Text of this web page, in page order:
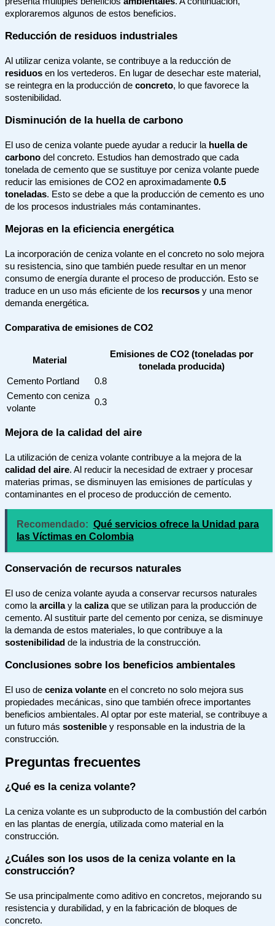
exploraremos algunos de estos beneficios.
Reducción de residuos industriales
Al utilizar ceniza volante, se contribuye a la reducción de
residuos en los vertederos. En lugar de desechar este material,
se reintegra en la producción de concreto, lo que favorece la
sostenibilidad.
Disminución de la huella de carbono
El uso de ceniza volante puede ayudar a reducir la huella de
carbono del concreto. Estudios han demostrado que cada
tonelada de cemento que se sustituye por ceniza volante puede
reducir las emisiones de CO2 en aproximadamente 0.5
toneladas. Esto se debe a que la producción de cemento es uno
de los procesos industriales más contaminantes.
Mejoras en la eficiencia energética
La incorporación de ceniza volante en el concreto no solo mejora
su resistencia, sino que también puede resultar en un menor
consumo de energía durante el proceso de producción. Esto se
traduce en un uso más eficiente de los recursos y una menor
demanda energética.
Comparativa de emisiones de CO2
Material
Emisiones de CO2 (toneladas por
tonelada producida)
Cemento Portland
0.8
Cemento con ceniza
volante
0.3
Mejora de la calidad del aire
La utilización de ceniza volante contribuye a la mejora de la
calidad del aire. Al reducir la necesidad de extraer y procesar
materias primas, se disminuyen las emisiones de partículas y
contaminantes en el proceso de producción de cemento.
Recomendado: Qué servicios ofrece la Unidad para
las Víctimas en Colombia
Conservación de recursos naturales
El uso de ceniza volante ayuda a conservar recursos naturales
como la arcillay la calizaque se utilizan para la producción de
cemento. Al sustituir parte del cemento por ceniza, se disminuye
la demanda de estos materiales, lo que contribuye a la
sostenibilidad de la industria de la construcción.
Conclusiones sobre los beneficios ambientales
El uso de ceniza volante en el concreto no solo mejora sus
propiedades mecánicas, sino que también ofrece importantes
beneficios ambientales. Al optar por este material, se contribuye a
un futuro más sostenible y responsable en la industria de la
construcción.
Preguntas frecuentes
¿Qué es la ceniza volante?
La ceniza volante es un subproducto de la combustión del carbón
en las plantas de energía, utilizada como material en la
construcción.
¿Cuáles son los usos de la ceniza volante en la
construcción?
Se usa principalmente como aditivo en concretos, mejorando su
resistencia y durabilidad, y en la fabricación de bloques de
concreto.